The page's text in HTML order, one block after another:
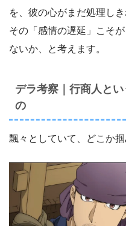
を、彼の心がまだ処理し
その「感情の遅延」こそ
ないか、と考えます。
デラ考察｜行商人と
の
飄々としていて、どこか掴